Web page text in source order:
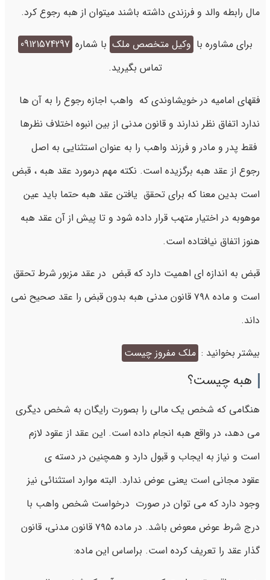
مال رابطه والد و فرزندی داشته باشند میتوان از هبه رجوع کرد.
برای مشاوره با وکیل متخصص ملک با شماره 09121574297
تماس بگیرید.
فقهای امامیه در خویشاوندی که واهب اجازه رجوع را به آن ها
ندارد اتفاق نظر ندارند و قانون مدنی از بین انبوه اختلاف نظرها
فقط پدر و مادر و فرزند واهب را به عنوان استثنایی به اصل
رجوع از عقد هبه برگزیده است. نکته مهم درمورد عقد هبه ، قبض
است بدین معنا که برای تحقق یافتن عقد هبه حتما باید عین
موهوبه در اختیار متهب قرار داده شود و تا پیش از آن عقد هبه
هنوز اتفاق نیافتاده است.
قبض به اندازه ای اهمیت دارد که قبض در عقد مزبور شرط تحقق
است و ماده ۷۹۸ قانون مدنی هبه بدون قبض را عقد صحیح نمی
داند.
بیشتر بخوانید : ملک مفروز چیست
هبه چیست؟
هنگامی که شخص یک مالی را بصورت رایگان به شخص دیگری
می دهد، در واقع هبه انجام داده است. این عقد از عقود لازم
است و نیاز به ایجاب و قبول دارد و همچنین در دسته ی
عقود مجانی است یعنی عوض ندارد. البته موارد استثنائی نیز
وجود دارد که می توان در صورت درخواست شخص واهب با
درج شرط عوض معوض باشد. در ماده ۷۹۵ قانون مدنی، قانون
گذار عقد را تعریف کرده است. براساس این ماده: